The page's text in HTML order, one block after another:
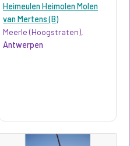
Heimeulen Heimolen Molen
van Mertens (B)
Meerle (Hoogstraten),
Antwerpen